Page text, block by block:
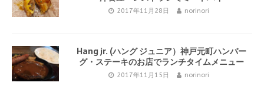
2017年11月28日 norinori
Hang jr. (ハング ジュニア）神戸元町ハンバー
グ・ステーキのお店でランチタイムメニュー
2017年11月15日 norinori